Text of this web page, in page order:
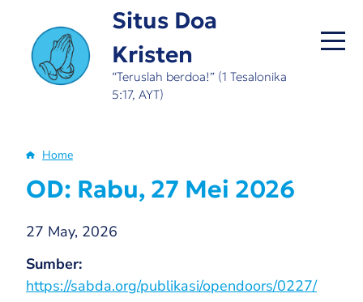
main
content
Situs Doa
Kristen
“Teruslah berdoa!” (1 Tesalonika
5:17, AYT)
Breadcrumb
Home
OD: Rabu, 27 Mei 2026
27 May, 2026
Sumber
https://sabda.org/publikasi/opendoors/0227/